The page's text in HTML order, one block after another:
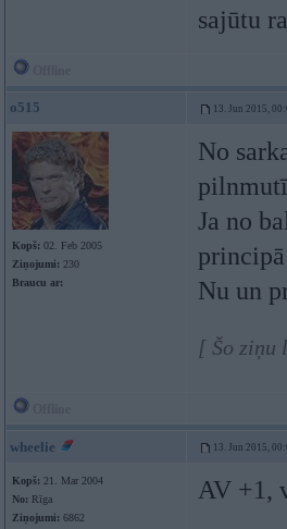
sajūtu
o515 13. Jun 2015,
Kopš: 02. Feb 2005
Ziņojumi: 230
Braucu ar:
No
Ja no
Nu un
[ Šo ziņu
wheelie 13. Jun 2015,
Kopš: 21. Mar 2004
No: Rīga
Ziņojumi: 6862
AV +1,